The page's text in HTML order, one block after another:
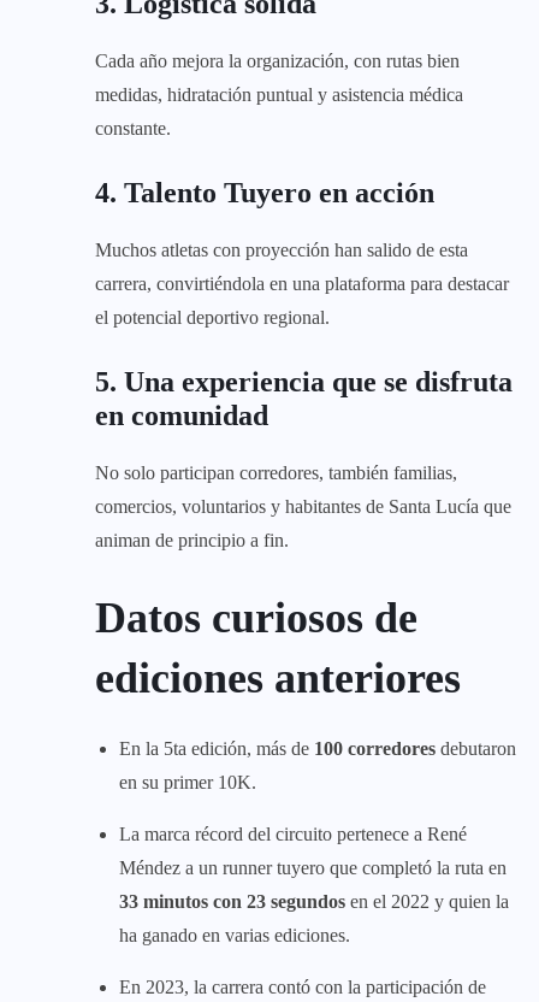
Cada año mejora la organización, con rutas bien
medidas, hidratación puntual y asistencia médica
constante.
4. Talento Tuyero en acción
Muchos atletas con proyección han salido de esta
carrera, convirtiéndola en una plataforma para destacar
el potencial deportivo regional.
5. Una experiencia que se disfruta
en comunidad
No solo participan corredores, también familias,
comercios, voluntarios y habitantes de Santa Lucía que
animan de principio a fin.
Datos curiosos de
ediciones anteriores
En la 5ta edición, más de 100 corredores debutaron
en su primer 10K.
La marca récord del circuito pertenece a René
Méndez a un runner tuyero que completó la ruta en
33 minutos con 23 segundos en el 2022 y quien la
ha ganado en varias ediciones.
En 2023, la carrera contó con la participación de